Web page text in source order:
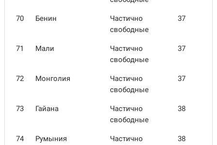
70 Бенин
Частично
свободные
37
71 Мали
Частично
свободные
37
72 Монголия
Частично
свободные
37
73 Гайана
Частично
свободные
38
74 Румыния
Частично
38